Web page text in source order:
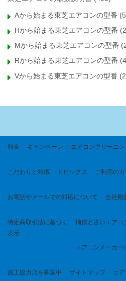
Aから始まる東芝エアコンの型番
Hから始まる東芝エアコンの型番
Mから始まる東芝エアコンの型番
Rから始まる東芝エアコンの型番
Vから始まる東芝エアコンの型番
料金 キャンペーン エアコンクリーニ
こだわりと特徴 トピックス ご利用の
お電話やメールでの対応について 会社概
特定商取引法に基づく
表示
補償と古いエアコ
エアコンメーカ
施工協力店を募集中 サイトマップ エ